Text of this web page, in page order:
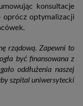
ich sprostowania,
sprzeciwu wobec przetwarzania
jest Prezes Urzędu Ochrony
przetwarzania danych i
konsultacje
oprócz optymalizacji
rządową. Zapewni to
być finansowana z
oddłużenia naszej
szpital uniwersytecki